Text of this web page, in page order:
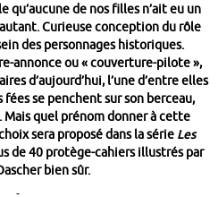
de nos filles n’ait eu un
Curieuse conception du rôle
des personnages historiques.
annonce ou « couverture-pilote »,
d’aujourd’hui, l’une d’entre elles
se penchent sur son berceau,
quel prénom donner à cette
sera proposé dans la série Les
de 40 protège-cahiers illustrés par
bien sûr.